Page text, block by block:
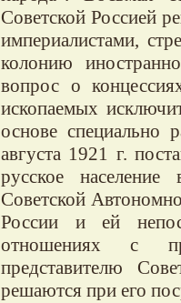
Советской Россией
империалистами,
колонию
вопрос о
ископаемых
основе специально
августа 1921 г.
русское
Советской
России и ей
отношениях с
представителю
решаются при его